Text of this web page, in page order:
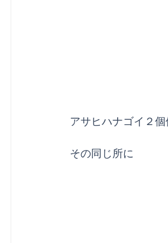
アサヒハナゴイ２個
その同じ所に